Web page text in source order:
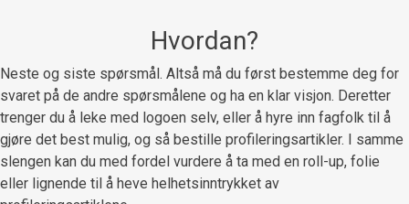
Hvordan?
Neste og siste spørsmål. Altså må du først bestemme deg for
svaret på de andre spørsmålene og ha en klar visjon. Deretter
trenger du å leke med logoen selv, eller å hyre inn fagfolk til å
gjøre det best mulig, og så bestille profileringsartikler. I samme
slengen kan du med fordel vurdere å ta med en roll-up, folie
eller lignende til å heve helhetsinntrykket av